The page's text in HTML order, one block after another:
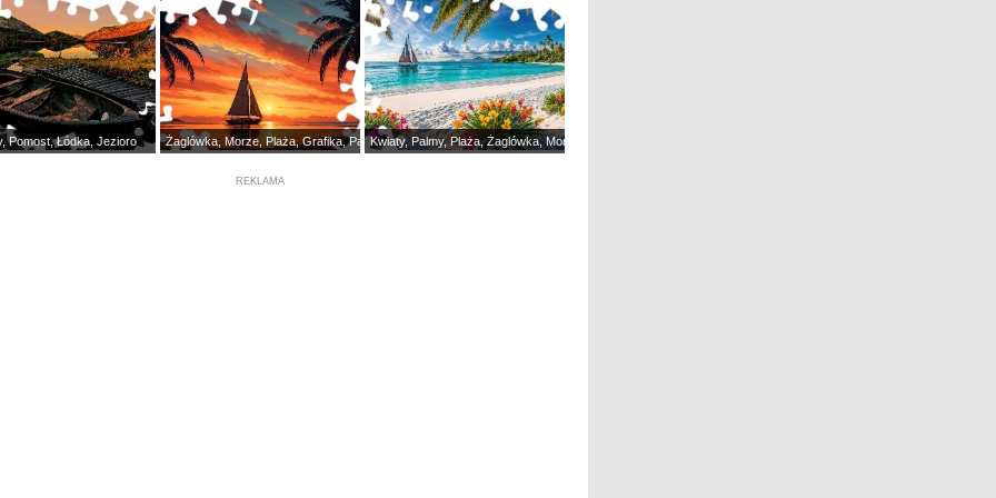
Pomost, Łódka, Jezioro Żaglówka, Morze, Plaża, Grafika, Palmy, Zachód słońcaKwiaty, Palmy, Plaża, Żaglówka, Morze
REKLAMA